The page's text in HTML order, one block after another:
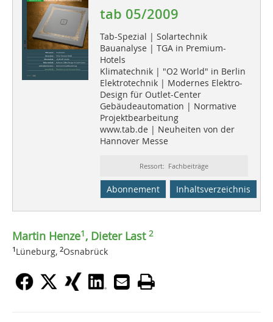
tab 05/2009
Tab-Spezial | Solartechnik
Bauanalyse | TGA in Premium-
Hotels
Klimatechnik | "O2 World" in Berlin
Elektrotechnik | Modernes Elektro-
Design für Outlet-Center
Gebäudeautomation | Normative
Projektbearbeitung
www.tab.de | Neuheiten von der
Hannover Messe
Ressort: Fachbeiträge
Abonnement Inhaltsverzeichnis
Martin Henze1, Dieter Last 2
1Lüneburg, 2Osnabrück